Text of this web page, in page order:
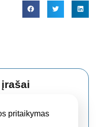
pritaikymas